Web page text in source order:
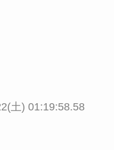
土) 01:19:58.58